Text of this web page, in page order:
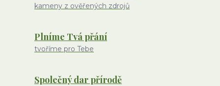
kameny z ověřených zdrojů
Plníme Tvá přání
tvoříme pro Tebe
Společný dar přírodě